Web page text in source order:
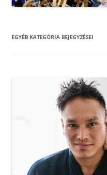
EGYÉB KATEGÓRIA BEJEGYZÉSEI